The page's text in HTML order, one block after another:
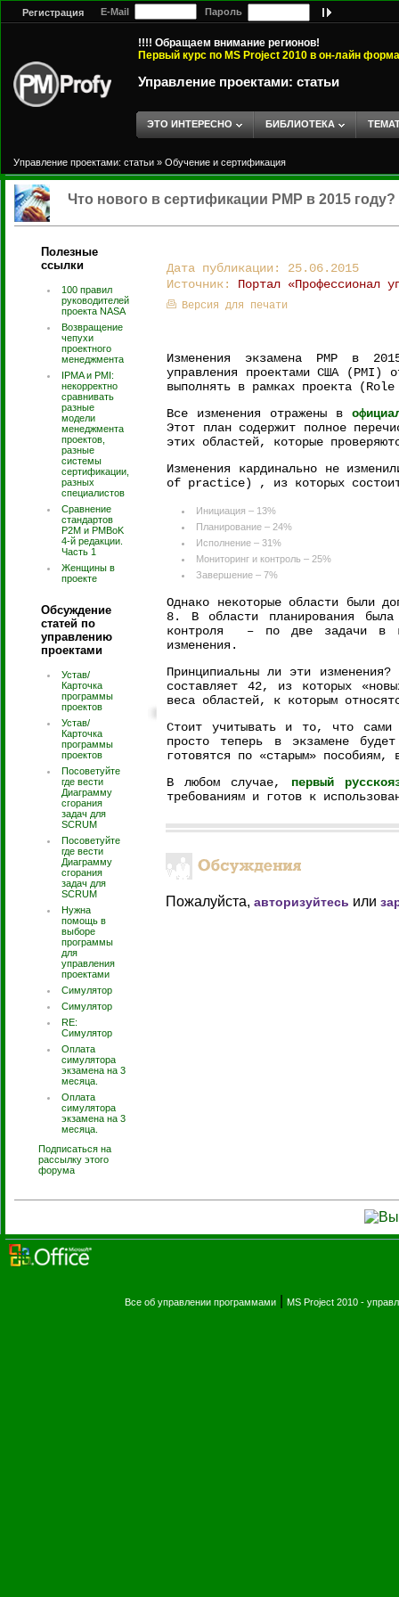
Регистрация E-Mail Пароль
!!!! Обращаем внимание регионов!
Первый курс по MS Project 2010 в он-лайн
Управление проектами: статьи
ЭТО ИНТЕРЕСНО БИБЛИОТЕКА
Управление проектами: статьи » Обучение и сертификация
Что нового в сертификации PMP в 2015 году?
Полезные
ссылки
100 правил
руководителей
проекта NASA
Возвращение
чепухи
проектного
менеджмента
IPMA и PMI:
некорректно
сравнивать
разные
модели
менеджмента
проектов,
разные
системы
сертификации,
разных
специалистов
Сравнение
стандартов
P2M и PMBoK
4-й редакции.
Часть 1
Женщины в
проекте
Обсуждение
статей по
управлению
проектами
Устав/
Карточка
программы
проектов
Устав/
Карточка
программы
проектов
Посоветуйте
где вести
Диаграмму
сгорания
задач для
SCRUM
Посоветуйте
где вести
Диаграмму
сгорания
задач для
SCRUM
Нужна
помощь в
выборе
программы
для
управления
проектами
Симулятор
Симулятор
RE:
Симулятор
Оплата
симулятора
экзамена на 3
месяца.
Оплата
симулятора
экзамена на 3
месяца.
Подписаться на
рассылку этого
форума
Дата публикации: 25.06.2015
Источник: Портал «Профессионал
Версия для печати
Изменения экзамена PMP в
управления проектами США (PMI)
выполнять в рамках проекта
Все изменения отражены в
Этот план содержит полное
этих областей, которые
Изменения кардинально не
of practice) , из которых состоит
Инициация – 13%
Планирование – 24%
Исполнение – 31%
Мониторинг и контроль – 25%
Завершение – 7%
Однако некоторые области были
8. В области планирования
контроля – по две задачи в
изменения.
Принципиальны ли эти
составляет 42, из которых
веса областей, к которым
Стоит учитывать и то, что
просто теперь в экзамене
готовятся по «старым» пособиям,
В любом случае, первый
требованиям и готов к
Пожалуйста, авторизуйтесь или
Все об управлении программами MS Project 2010 -